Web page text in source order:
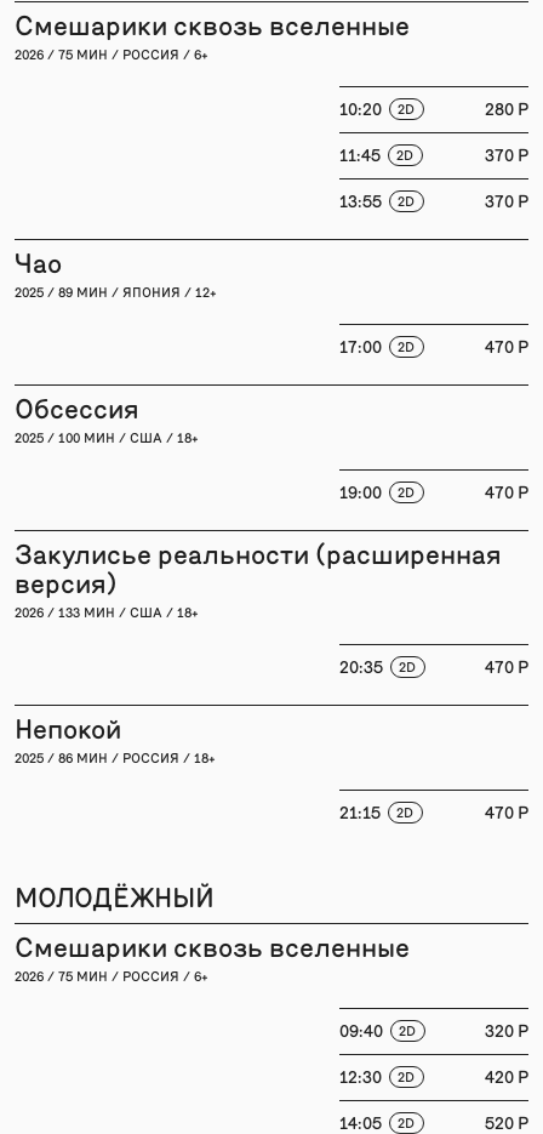
Смешарики сквозь вселенные
2026 / 75 МИН / РОССИЯ / 6+
10:20 2D 280 P
11:45 2D 370 P
13:55 2D 370 P
Чао
2025 / 89 МИН / ЯПОНИЯ / 12+
17:00 2D 470 P
Обсессия
2025 / 100 МИН / США / 18+
19:00 2D 470 P
Закулисье реальности (расширенная
версия)
2026 / 133 МИН / США / 18+
20:35 2D 470 P
Непокой
2025 / 86 МИН / РОССИЯ / 18+
21:15 2D 470 P
МОЛОДЁЖНЫЙ
Смешарики сквозь вселенные
2026 / 75 МИН / РОССИЯ / 6+
09:40 2D 320 P
12:30 2D 420 P
14:05 2D 520 P